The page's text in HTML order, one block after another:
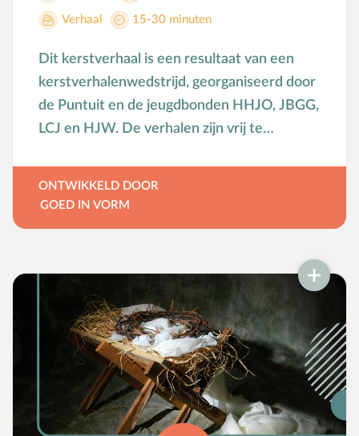
Bijbelteksten memoriseren
Christen zijn
E
Echtscheiding
G
Gebedsvormen
Geloofsgesprek
Geloofsopvoeding
Goede Vrijdag
Groepsdruk
Grootouders
Hemelvaartsdag
Verhaal 15-30 minuten
Dit kerstverhaal is een resultaat van een
kerstverhalenwedstrijd, georganiseerd door
de Puntuit en de jeugdbonden HHJO, JBGG,
LCJ en HJW. De verhalen zijn vrij te
ONTWIKKELD DOOR
GOED IN VORM